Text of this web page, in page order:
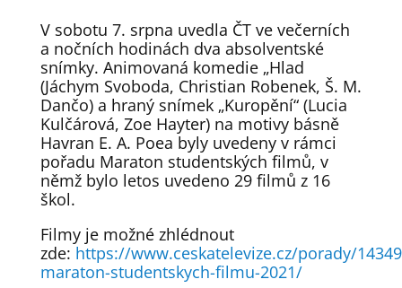
V sobotu 7. srpna uvedla ČT ve večerních
a nočních hodinách dva absolventské
snímky. Animovaná komedie „Hlad
(Jáchym Svoboda, Christian Robenek, Š. M.
Dančo) a hraný snímek „Kuropění“ (Lucia
Kulčárová, Zoe Hayter) na motivy básně
Havran E. A. Poea byly uvedeny v rámci
pořadu Maraton studentských filmů, v
němž bylo letos uvedeno 29 filmů z 16
škol.
Filmy je možné zhlédnout
zde: https://www.ceskatelevize.cz/porady/
maraton-studentskych-filmu-2021/